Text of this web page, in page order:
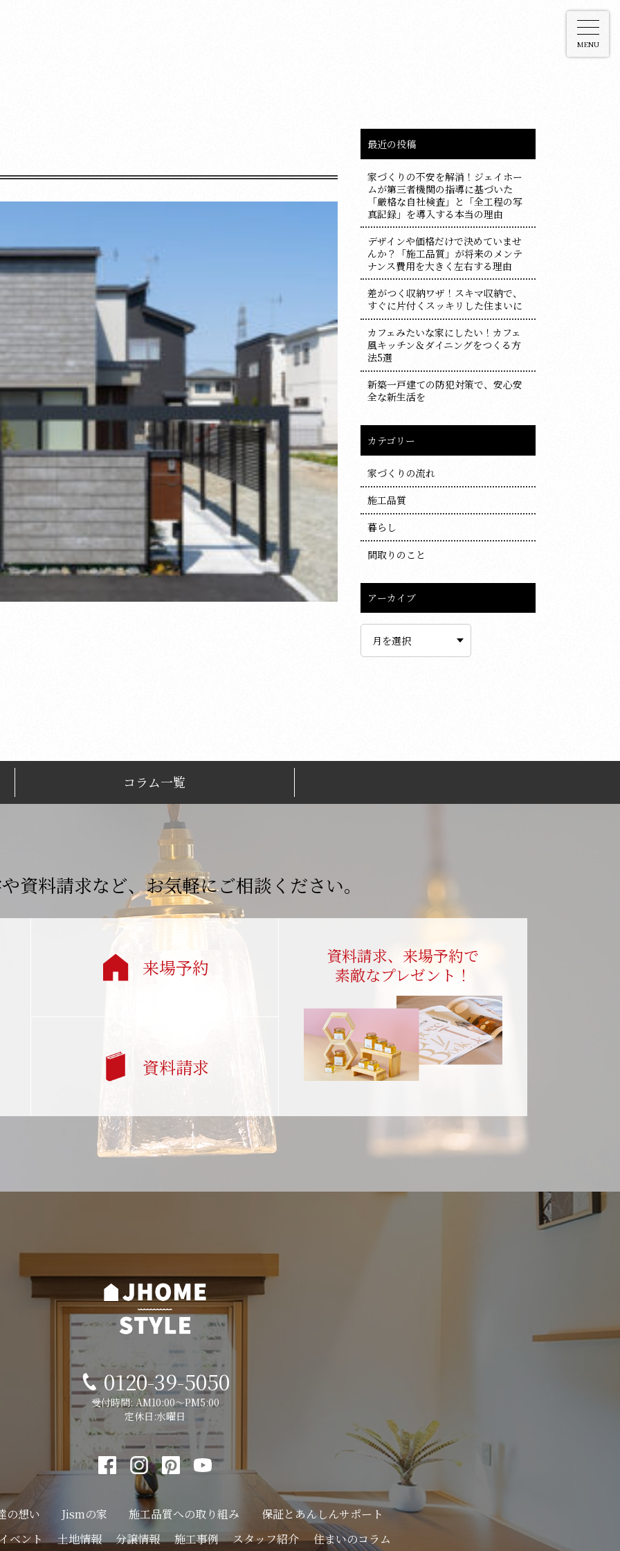
MENU
最近の投稿
家づくりの不安を解消！ジェイホー
ムが第三者機関の指導に基づいた
「厳格な自社検査」と「全工程の写
真記録」を導入する本当の理由
デザインや価格だけで決めていませ
んか？「施工品質」が将来のメンテ
ナンス費用を大きく左右する理由
差がつく収納ワザ！スキマ収納で、
すぐに片付くスッキリした住まいに
カフェみたいな家にしたい！カフェ
風キッチン＆ダイニングをつくる方
法5選
新築一戸建ての防犯対策で、安心安
全な新生活を
カテゴリー
家づくりの流れ
施工品質
暮らし
間取りのこと
アーカイブ
イ
コラム一覧
資料請求など、お気軽にご相談ください。
来場予約
資料請求
資料請求、来場予約で
素敵なプレゼント！
0120-39-5050
受付時間: AM10:00～PM5:00
定休日:水曜日
の想い Jismの家 施工品質への取り組み
保証とあんしんサポート
ベント
土地情報 分譲情報 施工事例 スタッフ紹介 住まいのコラム